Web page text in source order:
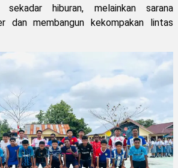
hiburan, melainkan sarana
dan membangun kekompakan lintas